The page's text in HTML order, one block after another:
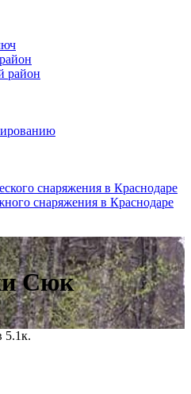
район
снаряжения в Краснодаре
снаряжения в Краснодаре
Сюк
5.1к.